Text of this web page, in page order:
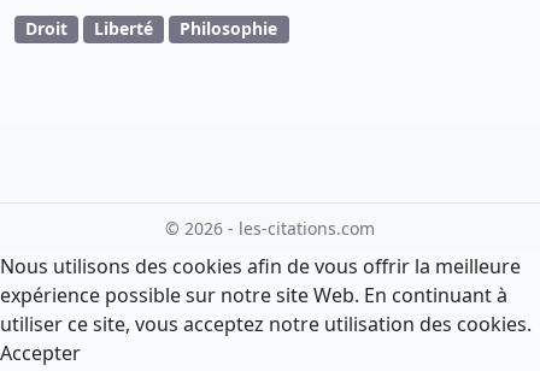
Droit Liberté Philosophie
© 2026 - les-citations.com
Nous utilisons des cookies afin de vous offrir la meilleure
expérience possible sur notre site Web. En continuant à
utiliser ce site, vous acceptez notre utilisation des cookies.
Accepter